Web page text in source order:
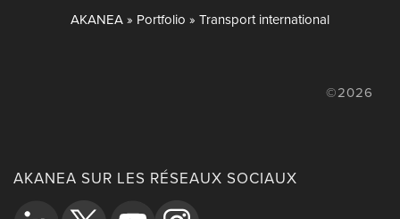
AKANEA» Portfolio » Transport international
©2026
AKANEA SUR LES RÉSEAUX SOCIAUX